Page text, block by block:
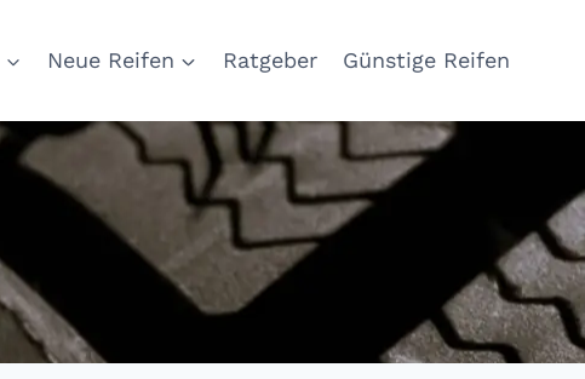
Neue Reifen Ratgeber Günstige Reifen